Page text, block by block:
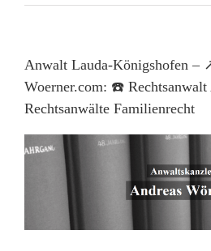
Anwalt Lauda-Königshofen –
Woerner.com: ☎️ Rechtsanwalt
Rechtsanwälte Familienrecht